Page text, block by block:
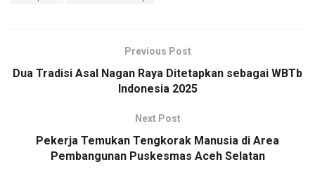
Previous Post
Dua Tradisi Asal Nagan Raya Ditetapkan sebagai WBTb
Indonesia 2025
Next Post
Pekerja Temukan Tengkorak Manusia di Area
Pembangunan Puskesmas Aceh Selatan